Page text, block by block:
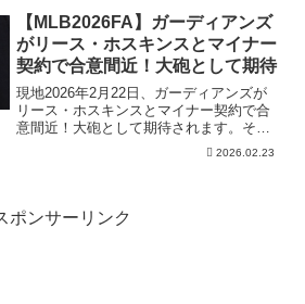
【MLB2026FA】ガーディアンズ
がリース・ホスキンスとマイナー
契約で合意間近！大砲として期待
現地2026年2月22日、ガーディアンズが
リース・ホスキンスとマイナー契約で合
意間近！大砲として期待されます。その
2026.02.23
ポンサーリンク